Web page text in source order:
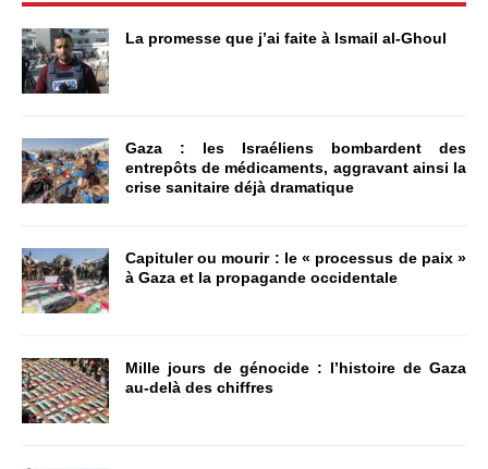
La promesse que j’ai faite à Ismail al-Ghoul
Gaza : les Israéliens bombardent des
entrepôts de médicaments, aggravant ainsi la
crise sanitaire déjà dramatique
Capituler ou mourir : le « processus de paix »
à Gaza et la propagande occidentale
Mille jours de génocide : l’histoire de Gaza
au-delà des chiffres